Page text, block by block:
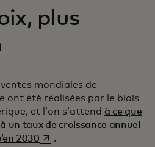
plus
mondiales de
ont été réalisées par le biais
et l’on s’attend à ce que
un taux de croissance annuel
2030s’ouvre dans un nouvel
.